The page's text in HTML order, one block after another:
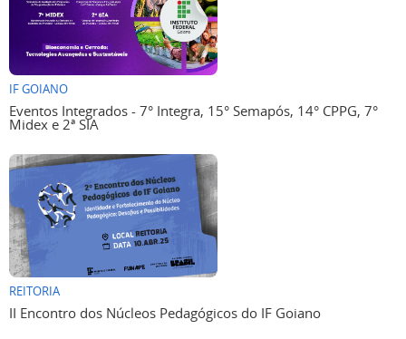
IF GOIANO
Eventos Integrados - 7° Integra, 15° Semapós, 14° CPPG, 7°
Midex e 2ª SIA
REITORIA
II Encontro dos Núcleos Pedagógicos do IF Goiano